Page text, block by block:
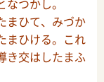
まひて、みづか
まひける。これ
き交はしたまふ